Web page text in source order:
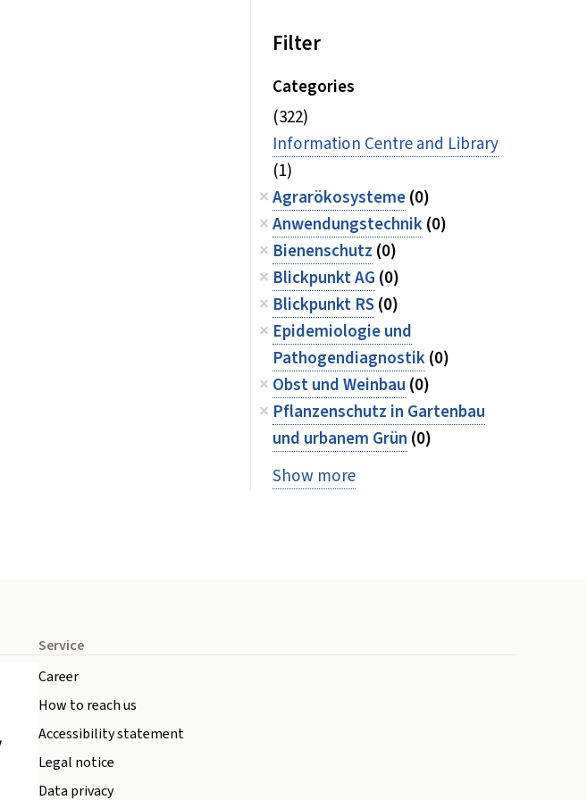
Filter
Categories
(322)
Information Centre and Library
(1)
Agrarökosysteme(0)
Anwendungstechnik(0)
Bienenschutz (0)
Blickpunkt AG (0)
Blickpunkt RS(0)
Epidemiologie und
Pathogendiagnostik(0)
Obst und Weinbau (0)
Pflanzenschutz in Gartenbau
und urbanem Grün (0)
Show more
Service
Career
How to reach us
Accessibility statement
Legal notice
Data privacy